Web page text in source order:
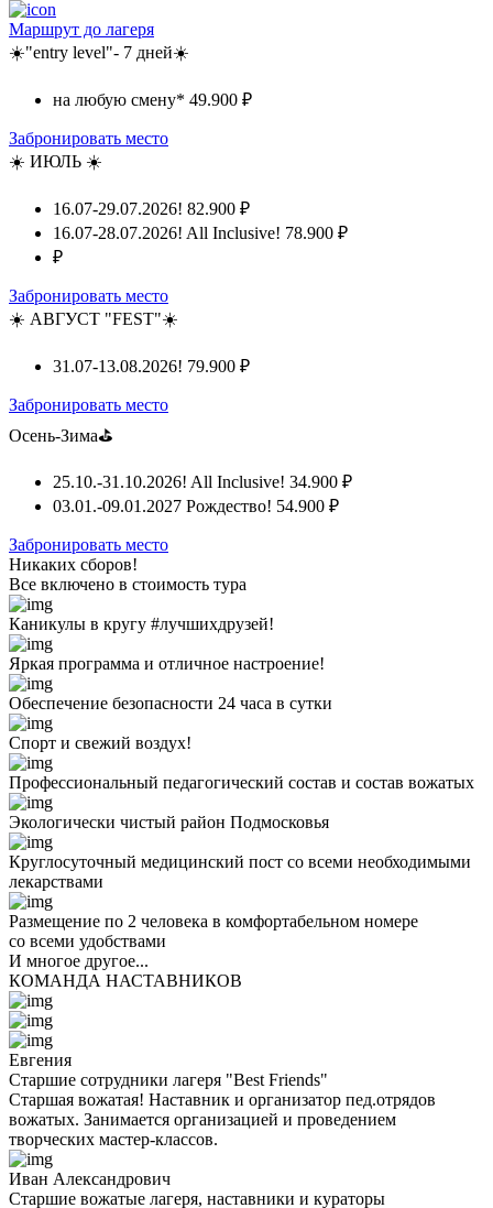
Маршрут до лагеря
☀️"entry level"- 7 дней☀️
на любую смену* 49.900 ₽
Забронировать место
☀️ ИЮЛЬ ☀️
16.07-29.07.2026! 82.900 ₽
16.07-28.07.2026! All Inclusive! 78.900 ₽
₽
Забронировать место
☀️ АВГУСТ "FEST"☀️
31.07-13.08.2026! 79.900 ₽
Забронировать место
Осень-Зима⛳
25.10.-31.10.2026! All Inclusive! 34.900 ₽
03.01.-09.01.2027 Рождество! 54.900 ₽
Забронировать место
Никаких сборов!
Все включено в стоимость тура
Каникулы в кругу #лучшихдрузей!
Яркая программа и отличное настроение!
Обеспечение безопасности 24 часа в сутки
Спорт и свежий воздух!
Профессиональный педагогический состав и состав вожатых
Экологически чистый район Подмосковья
Круглосуточный медицинский пост со всеми необходимыми
лекарствами
Размещение по 2 человека в комфортабельном номере
со всеми удобствами
И многое другое...
КОМАНДА НАСТАВНИКОВ
Евгения
Старшие сотрудники лагеря "Best Friends"
Старшая вожатая! Наставник и организатор пед.отрядов
вожатых. Занимается организацией и проведением
творческих мастер-классов.
Иван Александрович
Старшие вожатые лагеря, наставники и кураторы